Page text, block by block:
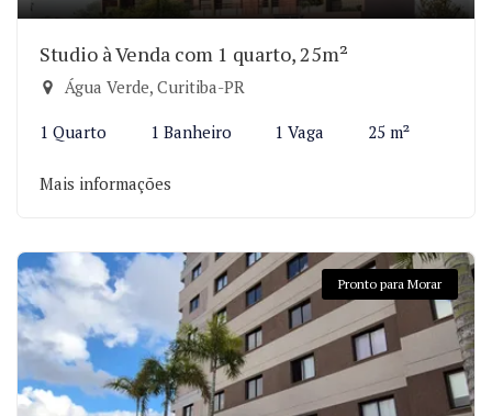
Studio à Venda com 1 quarto, 25m²
Água Verde, Curitiba-PR
1 Quarto 1 Banheiro 1 Vaga 25 m²
Mais informações
Pronto para Morar